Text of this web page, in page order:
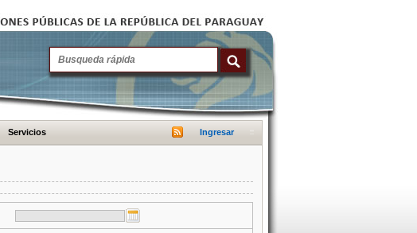
Servicios Ingresar